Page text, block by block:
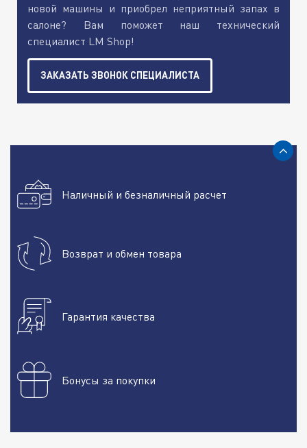
новой машины и приобрел неприятный запах в
салоне? Вам поможет наш технический
специалист LM Shop!
ЗАКАЗАТЬ ЗВОНОК СПЕЦИАЛИСТА
Наличный и безналичный расчет
Возврат и обмен товара
Гарантия качества
Бонусы за покупки